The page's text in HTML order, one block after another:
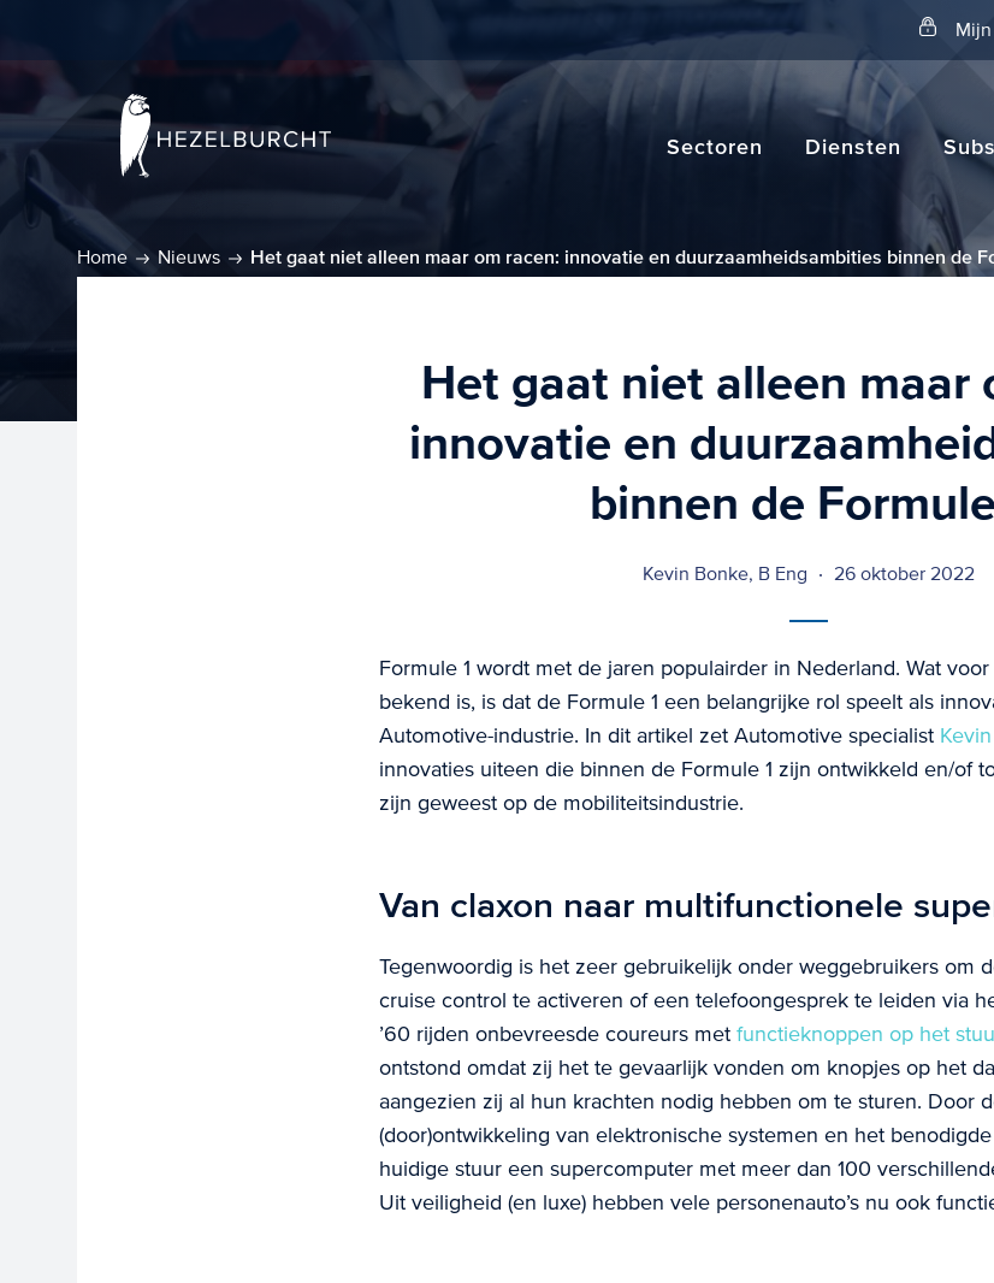
Sectoren Diensten
Home Nieuws Het gaat niet alleen maar om racen: innovatie en duurzaamheidsambities binnen de
Het gaat niet alleen maar
innovatie en
binnen de
Kevin Bonke, B Eng 26 oktober 2022
Formule 1 wordt met de jaren populairder in Nederland. Wat
bekend is, is dat de Formule 1 een belangrijke rol speelt als
Automotive-industrie. In dit artikel zet Automotive specialist
innovaties uiteen die binnen de Formule 1 zijn ontwikkeld en/of
zijn geweest op de mobiliteitsindustrie.
Van claxon naar multifunctionele
Tegenwoordig is het zeer gebruikelijk onder weggebruikers om
cruise control te activeren of een telefoongesprek te leiden via
’60 rijden onbevreesde coureurs met functieknoppen op het
ontstond omdat zij het te gevaarlijk vonden om knopjes op het
aangezien zij al hun krachten nodig hebben om te sturen. Door
(door)ontwikkeling van elektronische systemen en het
huidige stuur een supercomputer met meer dan 100
Uit veiligheid (en luxe) hebben vele personenauto’s nu ook